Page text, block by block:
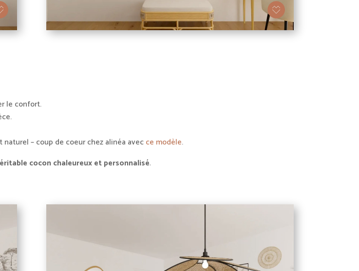
le confort.
– coup de coeur chez alinéa avecce modèle.
cocon chaleureux et personnalisé.